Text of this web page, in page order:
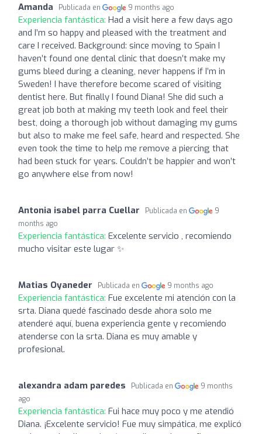
Amanda Publicada en 9 months ago
Experiencia fantástica: Had a visit here a few days ago
and I’m so happy and pleased with the treatment and
care I received. Background: since moving to Spain I
haven’t found one dental clinic that doesn’t make my
gums bleed during a cleaning, never happens if I’m in
Sweden! I have therefore become scared of visiting
dentist here. But finally I found Diana! She did such a
great job both at making my teeth look and feel their
best, doing a thorough job without damaging my gums
but also to make me feel safe, heard and respected. She
even took the time to help me remove a piercing that
had been stuck for years. Couldn’t be happier and won’t
go anywhere else from now!
Antonia isabel parra Cuellar Publicada en
9
months ago
Experiencia fantástica: Excelente servicio , recomiendo
mucho visitar este lugar ✨
Matias Oyaneder Publicada en 9 months ago
Experiencia fantástica: Fue excelente mi atención con la
srta. Diana quedé fascinado desde ahora solo me
atenderé aquí, buena experiencia gente y recomiendo
atenderse con la srta. Diana es muy amable y
profesional.
alexandra adam paredes Publicada en
9 months
ago
Experiencia fantástica: Fui hace muy poco y me atendió
Diana. ¡Excelente servicio! Fue muy simpática, me explicó